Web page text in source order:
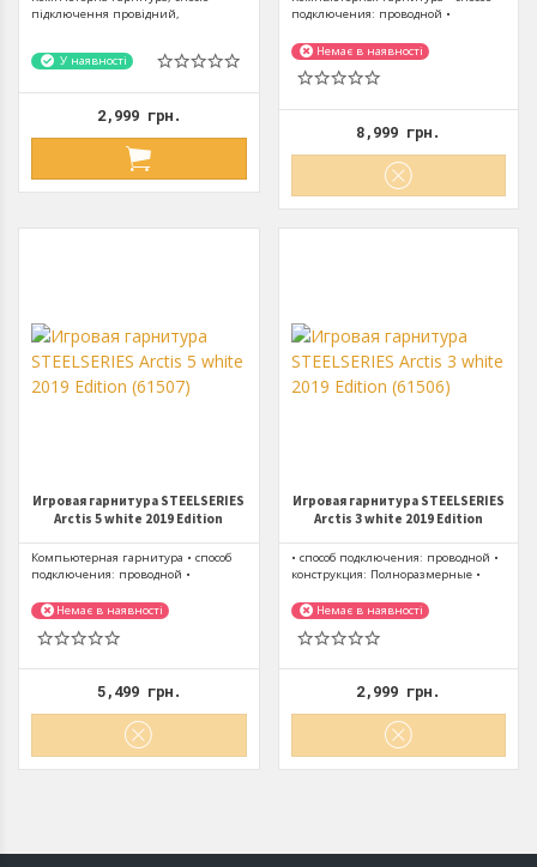
підключення провідний,
У наявності
2,999 грн.
подключения: проводной •
Немає в наявності
8,999 грн.
Игровая гарнитура STEELSERIES
Arctis 5 white 2019 Edition
Компьютерная гарнитура • способ
подключения: проводной •
Немає в наявності
5,499 грн.
Игровая гарнитура STEELSERIES
Arctis 3 white 2019 Edition
• способ подключения: проводной •
конструкция: Полноразмерные •
закрытые...
Немає в наявності
2,999 грн.